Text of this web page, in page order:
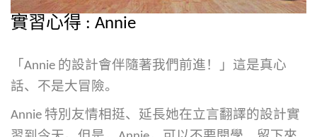
實習心得 : Annie
「Annie 的設計會伴隨著我們前進！」這是真心
話、不是大冒險。
Annie 特別友情相挺、延長她在立言翻譯的設計實